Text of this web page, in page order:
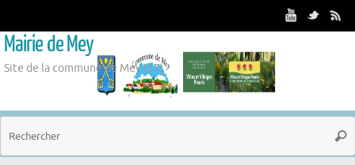
Mairie de Mey
Site de la commune de Mey (57)